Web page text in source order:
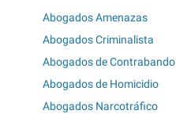
Abogados Amenazas
Abogados Criminalista
Abogados de Contrabando
Abogados de Homicidio
Abogados Narcotráfico